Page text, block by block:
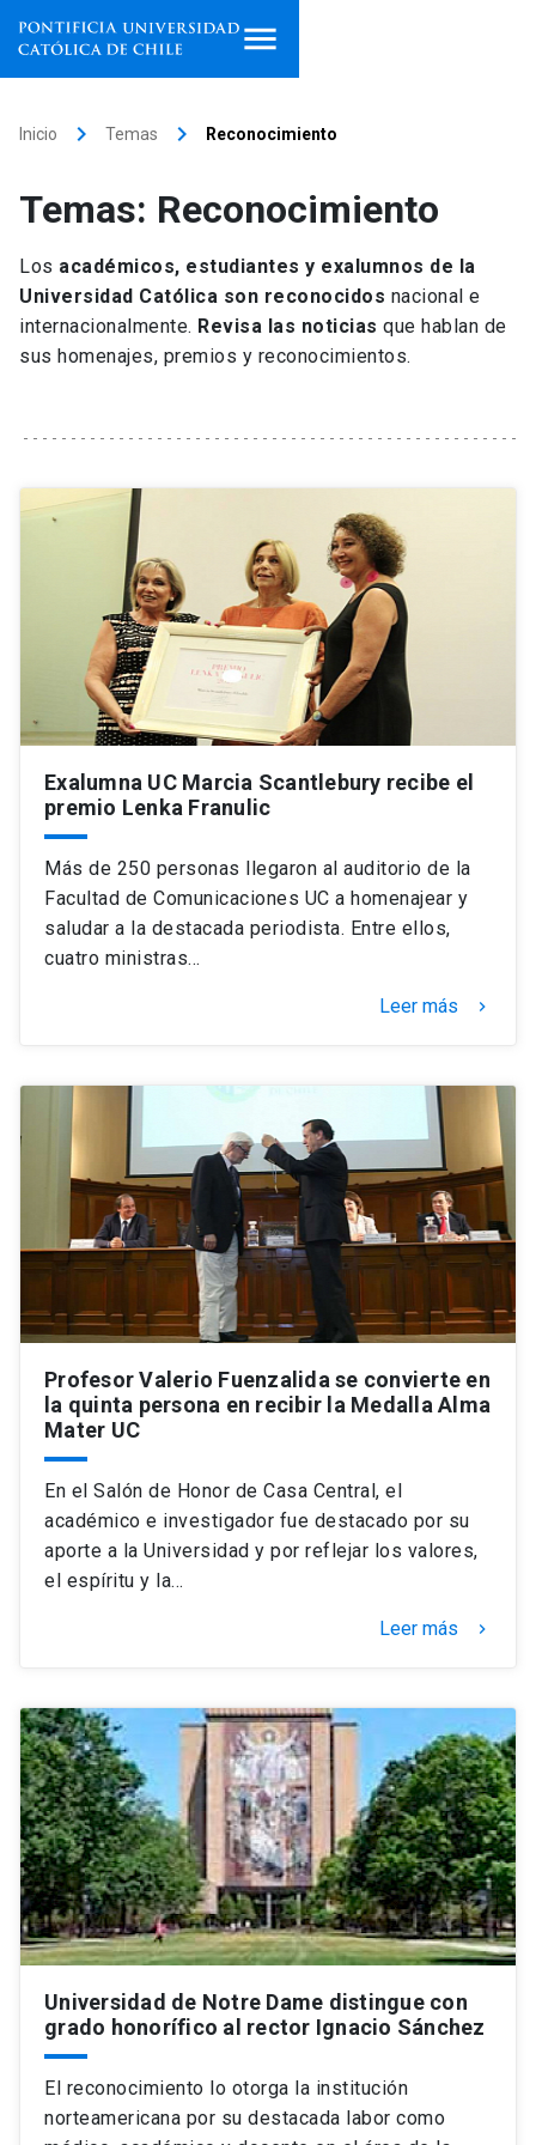
Facultades, escuelas e
institutos
Investigación
Extensión
Vinculación
Información para keyboard_arrow_down
Futuros estudiantes
Estudiantes
Académicos
Alumni launch
Padres y familia
Go to english site
ACCESOS DIRECTOS
Admisión launch
Mi Cuenta UC
Correo UC launch
Mi Portal UC launch
Inicio keyboard_arrow_right Temas keyboard_arrow_right Reconocimiento
Temas: Reconocimiento
Los académicos, estudiantes y exalumnos de la
Universidad Católica son reconocidos nacional e
internacionalmente. Revisa las noticias que hablan de
sus homenajes, premios y reconocimientos.
Exalumna UC Marcia Scantlebury recibe el
premio Lenka Franulic
Más de 250 personas llegaron al auditorio de la
Facultad de Comunicaciones UC a homenajear y
saludar a la destacada periodista. Entre ellos,
cuatro ministras…
Leer más keyboard_arrow_right
Profesor Valerio Fuenzalida se convierte en
la quinta persona en recibir la Medalla Alma
Mater UC
En el Salón de Honor de Casa Central, el
académico e investigador fue destacado por su
aporte a la Universidad y por reflejar los valores,
el espíritu y la…
Leer más keyboard_arrow_right
Universidad de Notre Dame distingue con
grado honorífico al rector Ignacio Sánchez
El reconocimiento lo otorga la institución
norteamericana por su destacada labor como